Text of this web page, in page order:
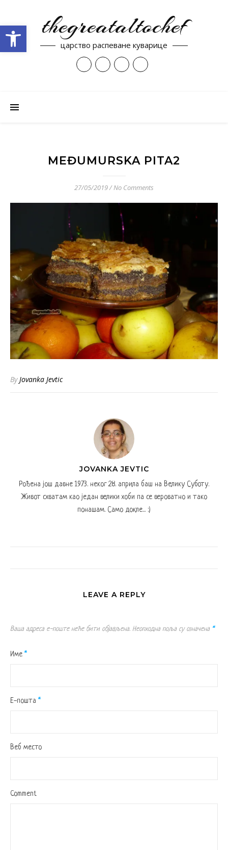
thegreataltochef
царство распеване куварице
MEĐUMURSKA PITA2
27/05/2019/No Comments
ByJovanka Jevtic
JOVANKA JEVTIC
Рођена још давне 1973. неког 28. априла баш на Велику Суботу.
Живот схватам као један велики хоби па се вероватно и тако
понашам. Само докле... :)
LEAVE A REPLY
Ваша адреса е-поште неће бити објављена. Неопходна поља су означена *
Име *
Е-пошта *
Веб место
Comment
Open toolbar